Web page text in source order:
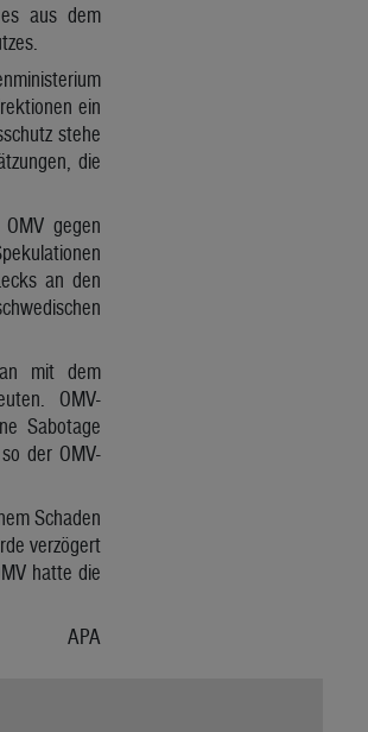
aus dem
ein
stehe
die
gegen
an den
mit dem
OMV-
Sabotage
der OMV-
Schaden
verzögert
hatte die
APA